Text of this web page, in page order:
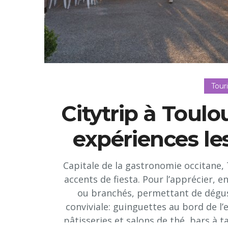
Citytrip à
expériences
Capitale de la gastronomie
accents de fiesta. Pour l’apprécier,
ou branchés, permettant de
conviviale: guinguettes au bord de
pâtisseries et salons de thé, bars à